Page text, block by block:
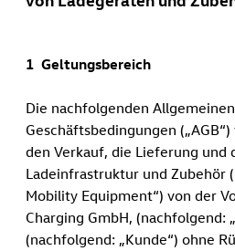
1 Geltungsbereich
Die nachfolgenden Allgemeinen
Geschäftsbedingungen
den Verkauf, die Lieferung und
Ladeinfrastruktur und Zubehör
Mobility Equipment“) von der
Charging GmbH, (nachfolgend:
(nachfolgend: „Kunde“) ohne